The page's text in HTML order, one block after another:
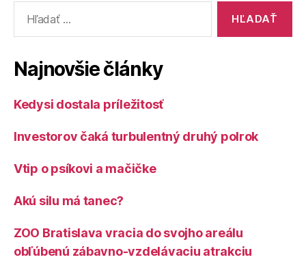
Najnovšie články
Kedysi dostala príležitosť
Investorov čaká turbulentný druhý polrok
Vtip o psíkovi a mačičke
Akú silu má tanec?
ZOO Bratislava vracia do svojho areálu
obľúbenú zábavno-vzdelávaciu atrakciu